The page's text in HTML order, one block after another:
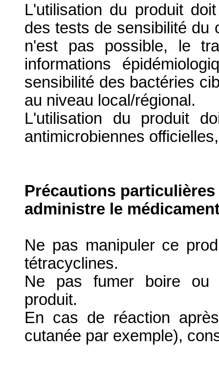
L'utilisation du produit
des tests de sensibilité du
n'est pas possible, le
informations
sensibilité des bactéries
au niveau local/régional.
L'utilisation du produit
antimicrobiennes
Précautions
administre le
Ne pas manipuler ce
tétracyclines.
Ne pas fumer boire ou
produit.
En cas de réaction
cutanée par exemple),